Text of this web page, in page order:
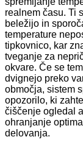
realnem času. Ti
beležijo in
temperature
tipkovnico, kar
tveganje za
okvare. Če se
dvignejo preko
območja, sistem
opozorilo, ki
čiščenje ogledal
ohranjanje
delovanja.